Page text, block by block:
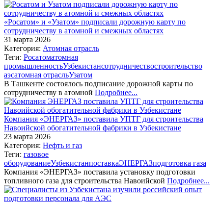
«Росатом» и «Узатом» подписали дорожную карту по
сотрудничеству в атомной и смежных областях
31 марта 2026
Категория: Атомная отрасль
Теги: Росатоматомная
промышленностьУзбекистансотрудничествостроительство
аэсатомная отрасльУзатом
В Ташкенте состоялось подписание дорожной карты по
сотрудничеству в атомной Подробнее...
Компания «ЭНЕРГАЗ» поставила УПТГ для строительства
Навоийской обогатительной фабрики в Узбекистане
23 марта 2026
Категория: Нефть и газ
Теги: газовое
оборудованиеУзбекистанпоставкаЭНЕРГАЗподготовка газа
Компания «ЭНЕРГАЗ» поставила установку подготовки
топливного газа для строительства Навоийской Подробнее...